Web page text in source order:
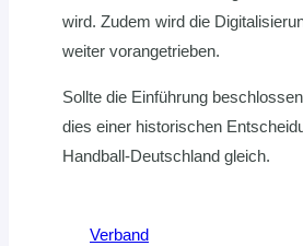
wird. Zudem wird die
weiter vorangetrieben.
Sollte die Einführung
dies einer historischen
Handball-Deutschland gleich.
Verband